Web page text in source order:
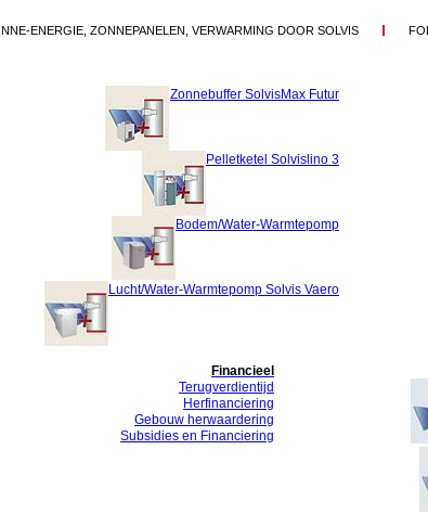
ENERGIE, ZONNEPANELEN, VERWARMING DOOR SOLVIS
Zonnebuffer SolvisMax Futur
Pelletketel Solvislino 3
Bodem/Water-Warmtepomp
Lucht/Water-Warmtepomp Solvis Vaero
Financieel
Terugverdientijd
Herfinanciering
Gebouw herwaardering
Subsidies en Financiering